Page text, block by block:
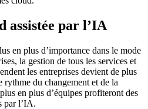
assistée par l’IA
en plus d’importance dans le mode
la gestion de tous les services et
les entreprises devient de plus
du changement et de la
en plus d’équipes profiteront des
par l’IA.